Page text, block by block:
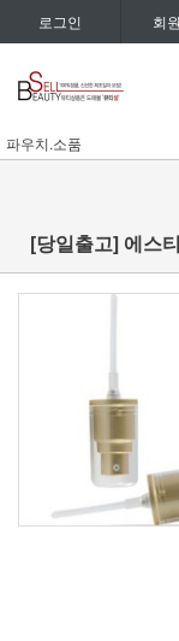
로그인 회
파우치.소품
[당일출고] 에스